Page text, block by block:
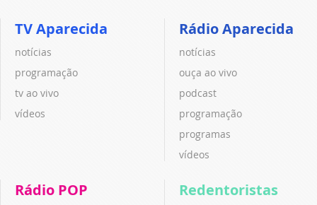
TV Aparecida
notícias
programação
tv ao vivo
vídeos
Rádio Aparecida
notícias
ouça ao vivo
podcast
programação
programas
vídeos
Rádio POP Redentoristas